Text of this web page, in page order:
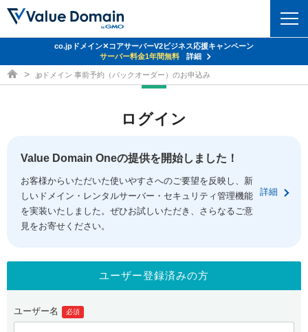
ドメイントップ
ドメイン移管
ドメイン価格一覧
ドメイン一括検索
.jpドメインオークション
gTLDオークション NEW!
.jpドメインバックオーダー
コアサーバー
バリューサーバー
XREA
セキュリティトップ
Value Domain ネットde診断
SSL証明書
サービストップ
お得意様割引
紹介制度
facebook
ログイン
co.jpドメイン✕コアサーバーV2ビジネス応援キャンペーン
サーバー料金1年間無料
詳細
ドメイン取得ならバリュードメイン
.jpドメイン 事前予約（バックオーダー）のお申込み
ログイン
Value Domain Oneの提供を開始しました！
お客様からいただいた使いやすさへのご要望を反映し、新
しいドメイン・レンタルサーバー・セキュリティ管理機能
を実装いたしました。ぜひお試しいただき、さらなるご意
見をお寄せください。
詳細
ユーザー登録済みの方
ユーザー名 必須